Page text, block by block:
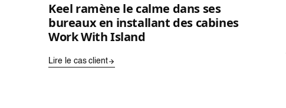
Keel ramène le calme dans ses
bureaux en installant des cabines
Work With Island
Lire le cas client